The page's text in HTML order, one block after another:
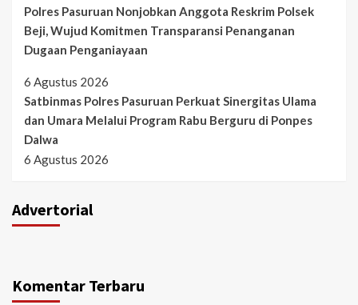
Polres Pasuruan Nonjobkan Anggota Reskrim Polsek
Beji, Wujud Komitmen Transparansi Penanganan
Dugaan Penganiayaan
6 Agustus 2026
Satbinmas Polres Pasuruan Perkuat Sinergitas Ulama
dan Umara Melalui Program Rabu Berguru di Ponpes
Dalwa
6 Agustus 2026
Advertorial
Komentar Terbaru